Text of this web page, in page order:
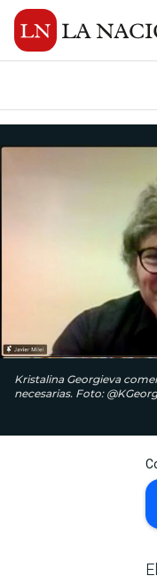
Kristalina Georgieva
necesarias. Foto: